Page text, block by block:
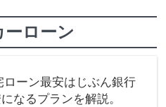
ーローン
ローン最安はじぶん銀行
なるプランを解説。